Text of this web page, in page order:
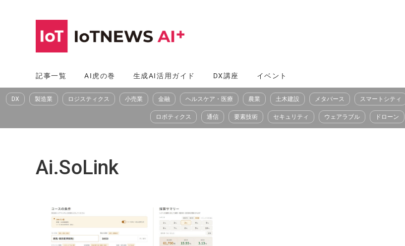
へ
ス
記事一覧 AI虎の巻 生成AI活用ガイド DX講座 イベント
DX 製造業 ロジスティクス 小売業 金融 ヘルスケア・医療 農業 土木建設 メタバース スマートシティ
ロボティクス 通信 要素技術 セキュリティ ウェアラブル ドローン
Ai.SoLink